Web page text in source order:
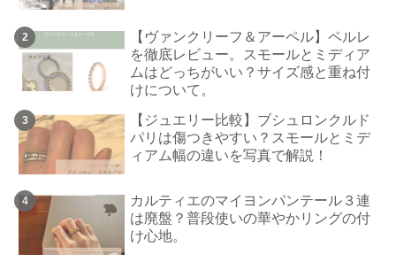
【ヴァンクリーフ＆アーペル】ペルレ
を徹底レビュー。スモールとミディア
ムはどっちがいい？サイズ感と重ね付
けについて。
【ジュエリー比較】ブシュロンクルド
パリは傷つきやすい？スモールとミデ
ィアム幅の違いを写真で解説！
カルティエのマイヨンパンテール３連
は廃盤？普段使いの華やかリングの付
け心地。